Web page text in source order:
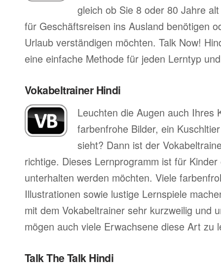
gleich ob Sie 8 oder 80 Jahre
für Geschäftsreisen ins Ausland benötigen
Urlaub verständigen möchten. Talk Now!
eine einfache Methode für jeden Lerntyp
Vokabeltrainer Hindi
Leuchten die Augen auch Ihres
farbenfrohe Bilder, ein
sieht? Dann ist der
richtige. Dieses Lernprogramm ist für
unterhalten werden möchten. Viele
Illustrationen sowie lustige Lernspiele
mit dem Vokabeltrainer sehr kurzweilig und
mögen auch viele Erwachsene diese Art zu
Talk The Talk Hindi